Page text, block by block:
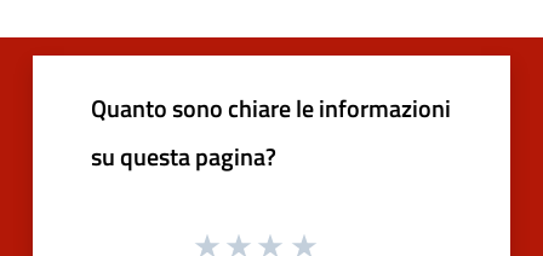
Quanto sono chiare le informazioni
su questa pagina?